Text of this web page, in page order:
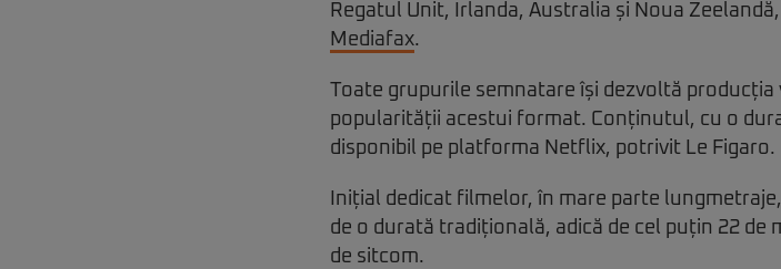
Regatul Unit, Irlanda, Australia și Noua
Mediafax.
Toate grupurile semnatare își dezvoltă
popularității acestui format. Conținutul, cu o
disponibil pe platforma Netflix, potrivit Le Figaro.
Inițial dedicat filmelor, în mare parte
de o durată tradițională, adică de cel puțin 22 de
de sitcom.